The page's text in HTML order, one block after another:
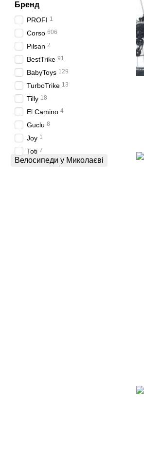
Бренд
PROFI 1
Corso 606
Pilsan 2
BestTrike 91
BabyToys 129
TurboTrike 13
Tilly 18
El Camino 4
Guclu 8
Joy 1
Toti 7
Велосипеди у Миколаєві